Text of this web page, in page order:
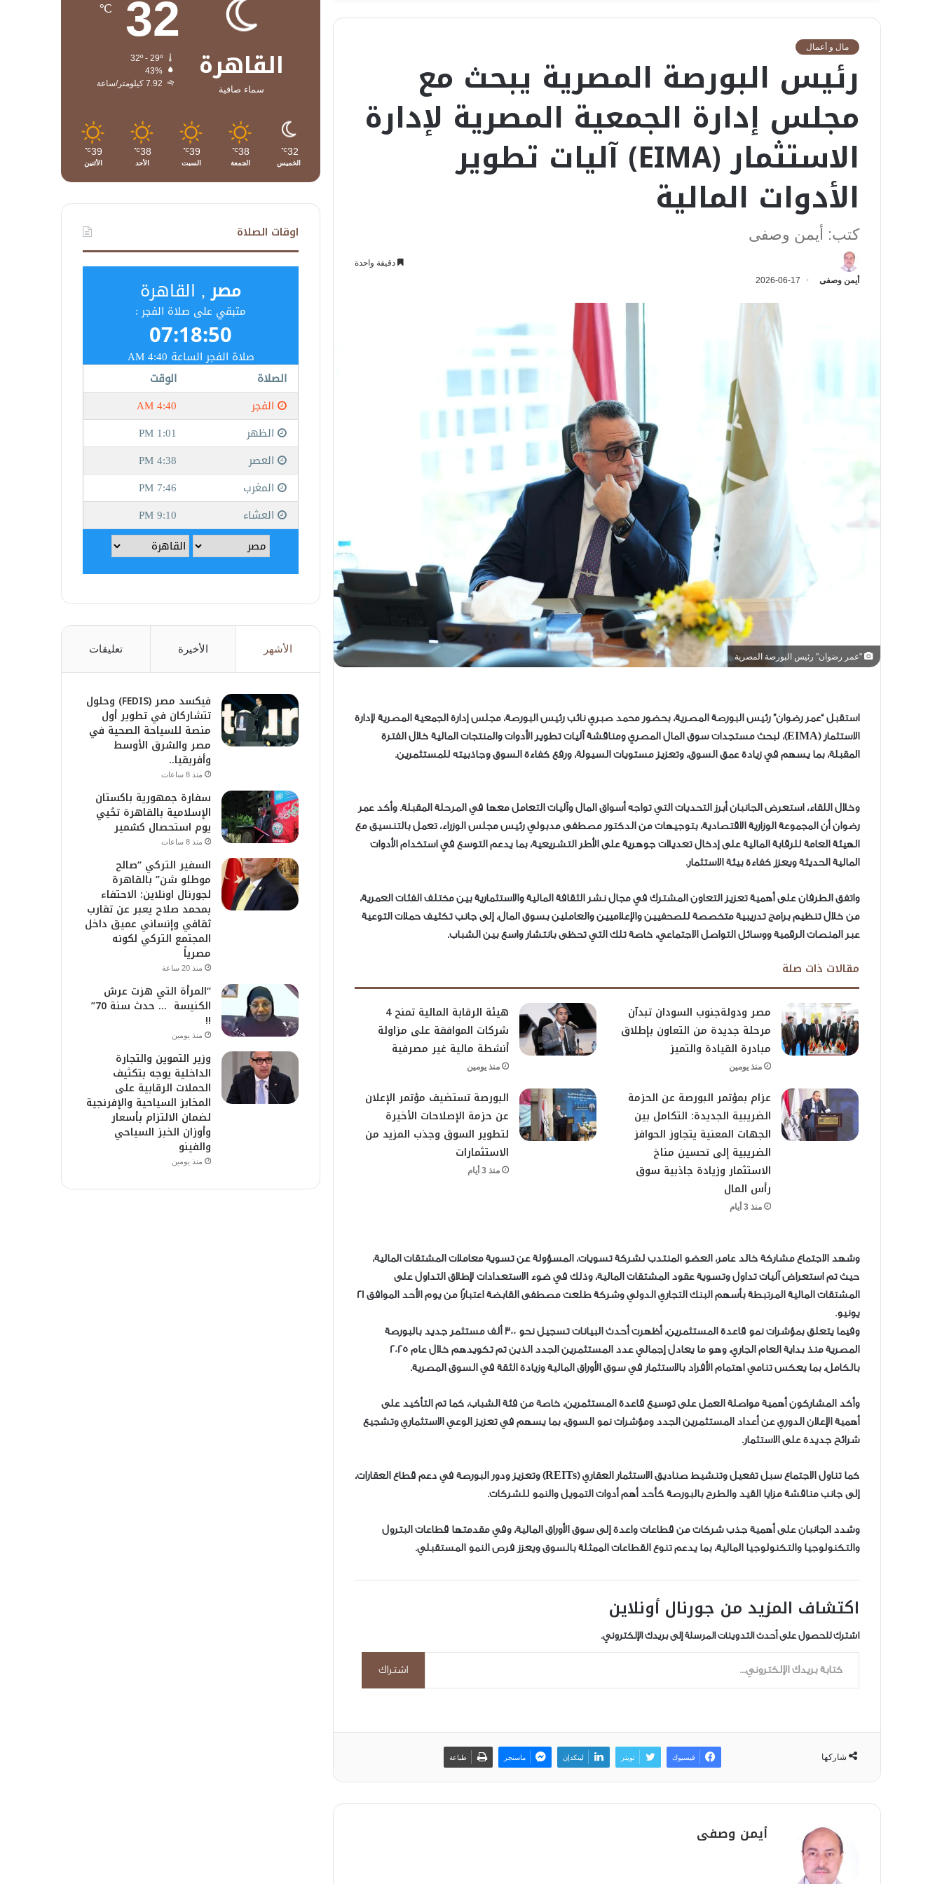
مال و أعمال
رئيس البورصة المصرية يبحث مع
مجلس إدارة الجمعية المصرية لإدارة
الاستثمار (EIMA) آليات تطوير
الأدوات المالية
كتب: أيمن وصفى
أيمن وصفى 2026-06-17
دقيقة واحدة
"عمر رضوان" رئيس البورصة المصرية
استقبل “عمر رضوان” رئيس البورصة المصرية، بحضور محمد صبري نائب رئيس البورصة، مجلس إدارة الجمعية المصرية لإدارة
الاستثمار (EIMA)، لبحث مستجدات سوق المال المصري ومناقشة آليات تطوير الأدوات والمنتجات المالية خلال الفترة
المقبلة، بما يسهم في زيادة عمق السوق، وتعزيز مستويات السيولة، ورفع كفاءة السوق وجاذبيته للمستثمرين.
‎وخلال اللقاء، استعرض الجانبان أبرز التحديات التي تواجه أسواق المال وآليات التعامل معها في المرحلة المقبلة. وأكد عمر
رضوان أن المجموعة الوزارية الاقتصادية، بتوجيهات من الدكتور مصطفى مدبولي رئيس مجلس الوزراء، تعمل بالتنسيق مع
الهيئة العامة للرقابة المالية على إدخال تعديلات جوهرية على الأطر التشريعية، بما يدعم التوسع في استخدام الأدوات
المالية الحديثة ويعزز كفاءة بيئة الاستثمار.
واتفق الطرفان على أهمية تعزيز التعاون المشترك في مجال نشر الثقافة المالية والاستثمارية بين مختلف الفئات العمرية،
من خلال تنظيم برامج تدريبية متخصصة للصحفيين والإعلاميين والعاملين بسوق المال، إلى جانب تكثيف حملات التوعية
عبر المنصات الرقمية ووسائل التواصل الاجتماعي، خاصة تلك التي تحظى بانتشار واسع بين الشباب.
مقالات ذات صلة
مصر ودولةجنوب السودان تبدآن
مرحلة جديدة من التعاون بإطلاق
مبادرة القيادة والتميز
منذ يومين
هيئة الرقابة المالية تمنح 4
شركات الموافقة على مزاولة
أنشطة مالية غير مصرفية
منذ يومين
عزام بمؤتمر البورصة عن الحزمة
الضريبية الجديدة: التكامل بين
الجهات المعنية يتجاوز الحوافز
الضريبية إلى تحسين مناخ
الاستثمار وزيادة جاذبية سوق
رأس المال
منذ 3 أيام
البورصة تستضيف مؤتمر الإعلان
عن حزمة الإصلاحات الأخيرة
لتطوير السوق وجذب المزيد من
الاستثمارات
منذ 3 أيام
‎وشهد الاجتماع مشاركة خالد عامر، العضو المنتدب لشركة تسويات، المسؤولة عن تسوية معاملات المشتقات المالية،
حيث تم استعراض آليات تداول وتسوية عقود المشتقات المالية، وذلك في ضوء الاستعدادات لإطلاق التداول على
المشتقات المالية المرتبطة بأسهم البنك التجاري الدولي وشركة طلعت مصطفى القابضة اعتبارًا من يوم الأحد الموافق 21
يونيو.
‎وفيما يتعلق بمؤشرات نمو قاعدة المستثمرين، أظهرت أحدث البيانات تسجيل نحو 300 ألف مستثمر جديد بالبورصة
المصرية منذ بداية العام الجاري، وهو ما يعادل إجمالي عدد المستثمرين الجدد الذين تم تكويدهم خلال عام 2025
بالكامل، بما يعكس تنامي اهتمام الأفراد بالاستثمار في سوق الأوراق المالية وزيادة الثقة في السوق المصرية.
وأكد المشاركون أهمية مواصلة العمل على توسيع قاعدة المستثمرين، خاصة من فئة الشباب، كما تم التأكيد على
أهمية الإعلان الدوري عن أعداد المستثمرين الجدد ومؤشرات نمو السوق، بما يسهم في تعزيز الوعي الاستثماري وتشجيع
شرائح جديدة على الاستثمار.
‎كما تناول الاجتماع سبل تفعيل وتنشيط صناديق الاستثمار العقاري (REITs) وتعزيز ودور البورصة في دعم قطاع العقارات،
إلى جانب مناقشة مزايا القيد والطرح بالبورصة كأحد أهم أدوات التمويل والنمو للشركات.
وشدد الجانبان على أهمية جذب شركات من قطاعات واعدة إلى سوق الأوراق المالية، وفي مقدمتها قطاعات البترول
والتكنولوجيا والتكنولوجيا المالية، بما يدعم تنوع القطاعات الممثلة بالسوق ويعزز فرص النمو المستقبلي.
اكتشاف المزيد من جورنال أونلاين
اشترك للحصول على أحدث التدوينات المرسلة إلى بريدك الإلكتروني.
كتابة بريدك الإلكتروني...
اشتراك
شاركها فيسبوك تويتر لينكدإن ماسنجر طباعة
أيمن وصفى
القاهرة
سماء صافية
32
℃
32º - 29º
43%
7.92 كيلومتر/ساعة
32
℃
الخميس
38
℃
الجمعة
39
℃
السبت
38
℃
الأحد
39
℃
الأثنين
اوقات الصلاة
الأشهر الأخيرة تعليقات
فيكسد مصر (FEDIS) وحلول
تتشاركان في تطوير أول
منصة للسياحة الصحية في
مصر والشرق الأوسط
وأفريقيا..
منذ 8 ساعات
سفارة جمهورية باكستان
الإسلامية بالقاهرة تحُيي
يوم استحصال كشمير
منذ 8 ساعات
السفير التركي “صالح
موطلو شن” بالقاهرة
لجورنال اونلاين: الاحتفاء
بمحمد صلاح يعبر عن تقارب
ثقافي وإنساني عميق داخل
المجتمع التركي لكونه
مصرياً
منذ 20 ساعة
“المرأة التي هزت عرش
الكنيسة … حدث سنة 70”
!!
منذ يومين
وزير التموين والتجارة
الداخلية يوجه بتكثيف
الحملات الرقابية على
المخابز السياحية والإفرنجية
لضمان الالتزام بأسعار
وأوزان الخبز السياحي
والفينو
منذ يومين